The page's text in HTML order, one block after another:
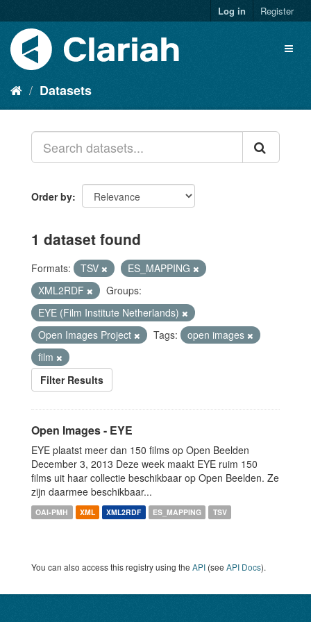
Log in Register
Datasets
Order by
1 dataset found
Formats: TSV
ES_MAPPING
XML2RDF
Groups:
EYE (Film Institute Netherlands)
Open Images Project
Tags:
open images
film
Filter Results
Open Images - EYE
EYE plaatst meer dan 150 films op Open Beelden
December 3, 2013 Deze week maakt EYE ruim 150
films uit haar collectie beschikbaar op Open Beelden. Ze
zijn daarmee beschikbaar...
OAI-PMH XML XML2RDF ES_MAPPING TSV
You can also access this registry using the API (see API Docs).